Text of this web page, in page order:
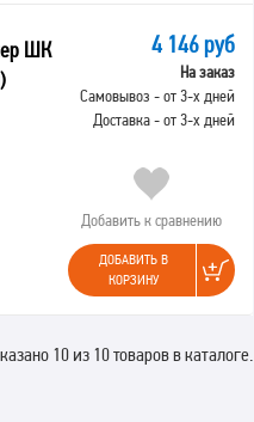
ШК
4 146 руб
На заказ
Самовывоз - от 3-х дней
Доставка - от 3-х дней
Добавить к сравнению
ДОБАВИТЬ В
КОРЗИНУ
10 из 10 товаров в каталоге.